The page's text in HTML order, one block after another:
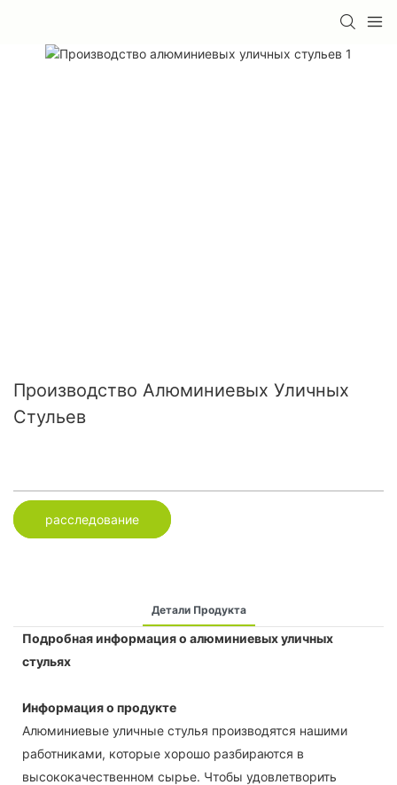
Производство Алюминиевых Уличных
Стульев
расследование
Детали Продукта
Подробная информация о алюминиевых уличных
стульях
Информация о продукте
Алюминиевые уличные стулья производятся нашими
работниками, которые хорошо разбираются в
высококачественном сырье. Чтобы удовлетворить